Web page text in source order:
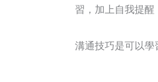
習，加上自我提醒
溝通技巧是可以學